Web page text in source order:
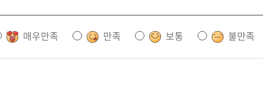
매우만족 만족 보통 불만족